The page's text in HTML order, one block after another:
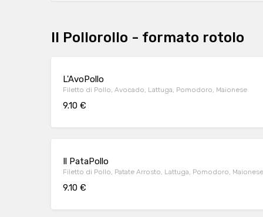
Il Pollorollo - formato rotolo
L'AvoPollo
Filetto di Pollo, Avocado, Lattuga, Pomodoro, Maionese
9.10 €
Il PataPollo
Filetto di Pollo, Patate Arrosto, Lattuga, Pomodoro, Maionese
9.10 €